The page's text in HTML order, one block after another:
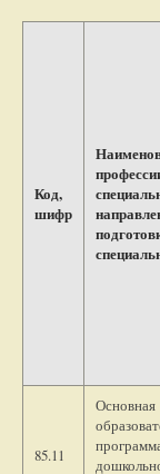
Код,
шифр
85.11
Основная